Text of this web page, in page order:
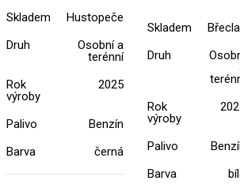
Skladem
Hustopeče
Druh
Osobní a
terénní
Rok
výroby
2025
Palivo
Benzín
Barva
černá
Skladem
Druh
Rok
výroby
Palivo
Barva